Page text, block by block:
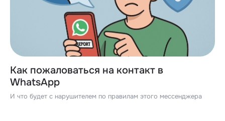
Как пожаловаться на контакт в
WhatsApp
И что будет с нарушителем по правилам этого мессенджера